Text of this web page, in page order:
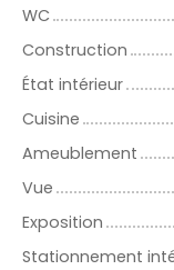
WC
Construction
État intérieur
Cuisine
Ameublement
Vue
Exposition
Stationnement